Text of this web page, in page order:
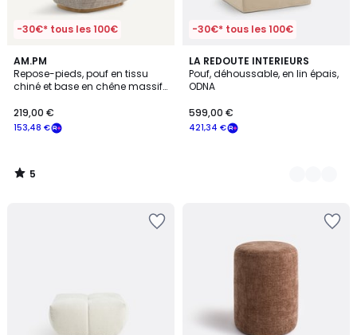
-30€* tous les 100€
AM.PM
Repose-pieds, pouf en tissu
chiné et base en chêne massif,
153,48 €
219,00 €
5
/
5
5
/
-30€* tous les 100€
LA REDOUTE INTERIEURS
Pouf, déhoussable, en lin épais,
ODNA
421,34 €
599,00 €
2
Couleurs